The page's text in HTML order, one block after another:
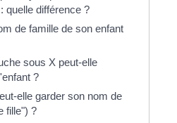
quelle différence ?
de famille de son enfant
sous X peut-elle
?
elle garder son nom de
fille") ?